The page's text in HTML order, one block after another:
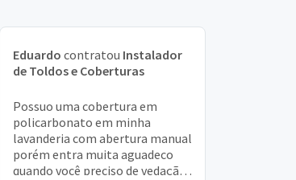
Eduardo contratou Instalador
de Toldos e Coberturas
Possuo uma cobertura em
policarbonato em minha
lavanderia com abertura manual
porém entra muita aguadeco
quando você preciso de vedação